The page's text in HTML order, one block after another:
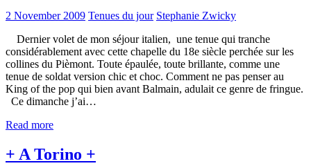
2 November 2009 Tenues du jour Stephanie Zwicky
Dernier volet de mon séjour italien, une tenue qui tranche
considérablement avec cette chapelle du 18e siècle perchée sur les
collines du Pièmont. Toute épaulée, toute brillante, comme une
tenue de soldat version chic et choc. Comment ne pas penser au
King of the pop qui bien avant Balmain, adulait ce genre de fringue.
Ce dimanche j’ai…
Read more
+ A Torino +